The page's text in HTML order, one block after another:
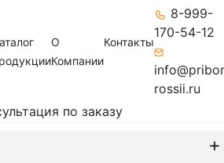
О
Компании
Контакты
8-999-
170-54-12
rossii.ru
по заказу